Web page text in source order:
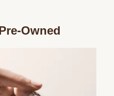
Owned